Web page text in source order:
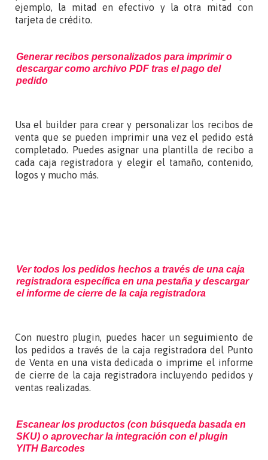
ejemplo, la mitad en efectivo y la otra mitad con
tarjeta de crédito.
Generar recibos personalizados para imprimir o
descargar como archivo PDF tras el pago del
pedido
Usa el builder para crear y personalizar los recibos de
venta que se pueden imprimir una vez el pedido está
completado. Puedes asignar una plantilla de recibo a
cada caja registradora y elegir el tamaño, contenido,
logos y mucho más.
Ver todos los pedidos hechos a través de una caja
registradora específica en una pestaña y descargar
el informe de cierre de la caja registradora
Con nuestro plugin, puedes hacer un seguimiento de
los pedidos a través de la caja registradora del Punto
de Venta en una vista dedicada o imprime el informe
de cierre de la caja registradora incluyendo pedidos y
ventas realizadas.
Escanear los productos (con búsqueda basada en
SKU) o aprovechar la integración con el plugin
YITH Barcodes